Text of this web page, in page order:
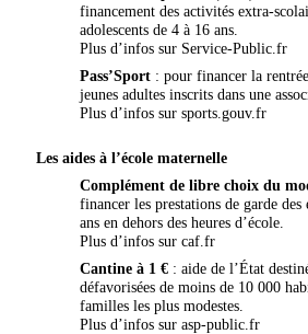
financement des activités extra-
adolescents de 4 à 16 ans.
Plus d’infos sur Service-Public.fr
Pass’Sport : pour financer la
jeunes adultes inscrits dans une
Plus d’infos sur sports.gouv.fr
Les aides à l’école maternelle
Complément de libre choix du
financer les prestations de garde des
ans en dehors des heures d’école.
Plus d’infos sur caf.fr
Cantine à 1 € : aide de l’État
défavorisées de moins de 10 000
familles les plus modestes.
Plus d’infos sur asp-public.fr